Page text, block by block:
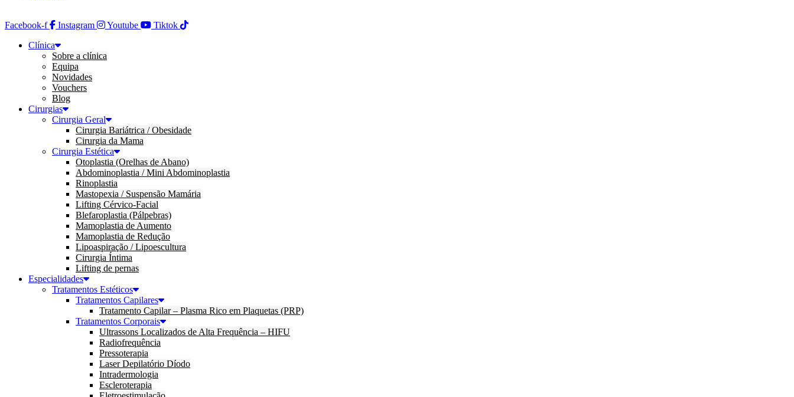
Facebook-f Instagram Youtube
Tiktok
Clínica
Sobre a clínica
Equipa
Novidades
Vouchers
Blog
Cirurgias
Cirurgia Geral
Cirurgia Bariátrica / Obesidade
Cirurgia da Mama
Cirurgia Estética
Otoplastia (Orelhas de Abano)
Abdominoplastia / Mini Abdominoplastia
Rinoplastia
Mastopexia / Suspensão Mamária
Lifting Cérvico-Facial
Blefaroplastia (Pálpebras)
Mamoplastia de Aumento
Mamoplastia de Redução
Lipoaspiração / Lipoescultura
Cirurgia Íntima
Lifting de pernas
Especialidades
Tratamentos Estéticos
Tratamentos Capilares
Tratamento Capilar – Plasma Rico em Plaquetas (PRP)
Tratamentos Corporais
Ultrassons Localizados de Alta Frequência – HIFU
Radiofrequência
Pressoterapia
Laser Depilatório Díodo
Intradermologia
Escleroterapia